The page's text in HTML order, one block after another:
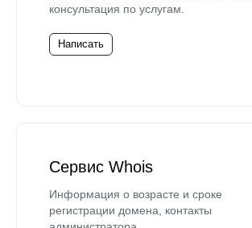
консультация по услугам.
Написать
Сервис Whois
Информация о возрасте и сроке
регистрации домена, контакты